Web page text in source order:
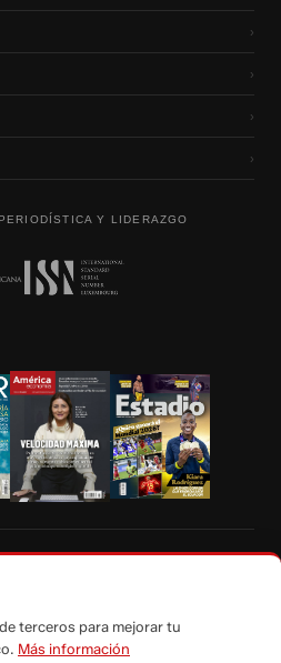
›
›
›
›
Y LIDERAZGO
los contenidos de Vistazo.com.
terceros para mejorar tu
Más información